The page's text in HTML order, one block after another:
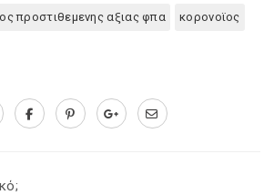
προστιθεμενης αξιας φπα κορονοϊος